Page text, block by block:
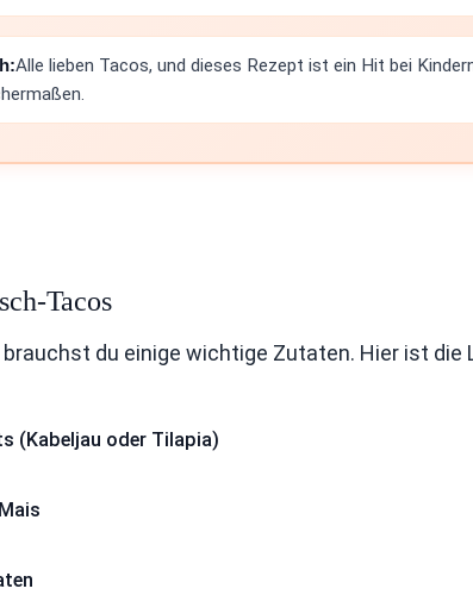
Alle lieben Tacos, und dieses Rezept ist ein Hit bei
Tacos
du einige wichtige Zutaten. Hier ist die
(Kabeljau oder Tilapia)